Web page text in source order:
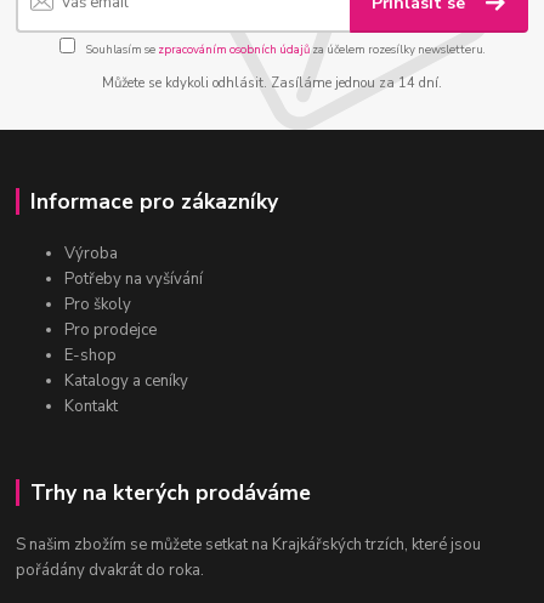
Souhlasím se zpracováním osobních údajůza účelem rozesílky newsletteru.
Můžete se kdykoli odhlásit. Zasíláme jednou za 14 dní.
Informace pro zákazníky
Výroba
Potřeby na vyšívání
Pro školy
Pro prodejce
E-shop
Katalogy a ceníky
Kontakt
Trhy na kterých prodáváme
S našim zbožím se můžete setkat na Krajkářských trzích, které jsou
pořádány dvakrát do roka.